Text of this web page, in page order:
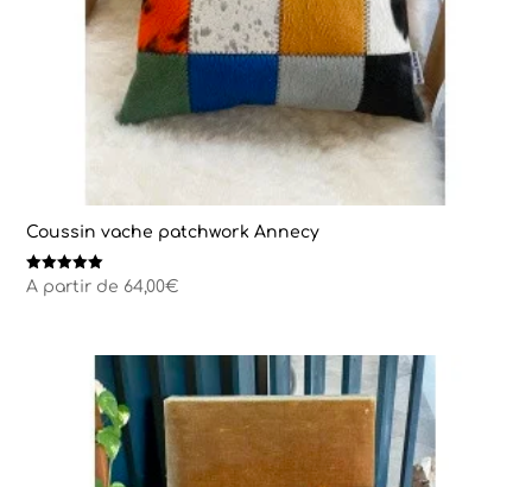
Coussin vache patchwork Annecy
Note
5.00
A partir de 64,00€